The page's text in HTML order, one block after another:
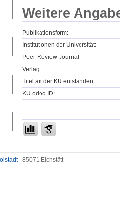
Weitere
Publikationsform:
Institutionen der Universität:
Peer-Review-Journal:
Verlag:
Titel an der KU entstanden:
KU.edoc-ID:
- 85071 Eichstätt